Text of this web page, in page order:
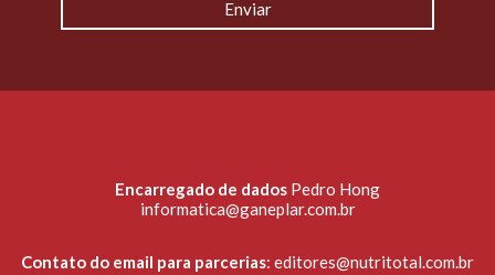
Encarregado de dados Pedro Hong
informatica@ganeplar.com.br
Contato do email para parcerias: editores@nutritotal.com.br